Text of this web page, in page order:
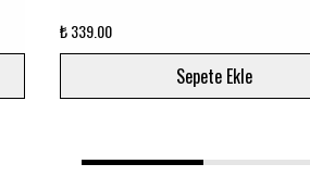
₺ 339.00
Sepete Ekle
1 2